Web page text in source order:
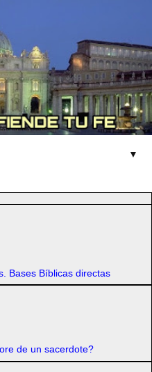
▼
Bases Bíblicas directas
de un sacerdote?